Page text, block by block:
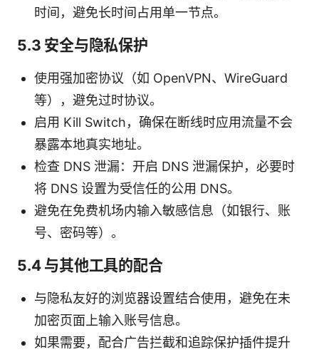
时间，避免长时间占用单一节点。
5.3 安全与隐私保护
使用强加密协议（如 OpenVPN、WireGuard
等），避免过时协议。
启用 Kill Switch，确保在断线时应用流量不会
暴露本地真实地址。
检查 DNS 泄漏：开启 DNS 泄漏保护，必要时
将 DNS 设置为受信任的公用 DNS。
避免在免费机场内输入敏感信息（如银行、账
号、密码等）。
5.4 与其他工具的配合
与隐私友好的浏览器设置结合使用，避免在未
加密页面上输入账号信息。
如果需要，配合广告拦截和追踪保护插件提升